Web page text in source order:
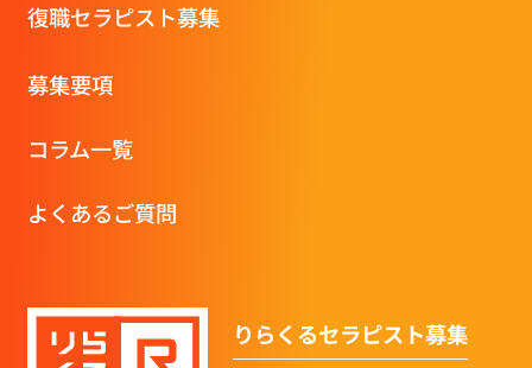
復職セラピスト募集
募集要項
コラム一覧
よくあるご質問
りらくるセラピスト募集